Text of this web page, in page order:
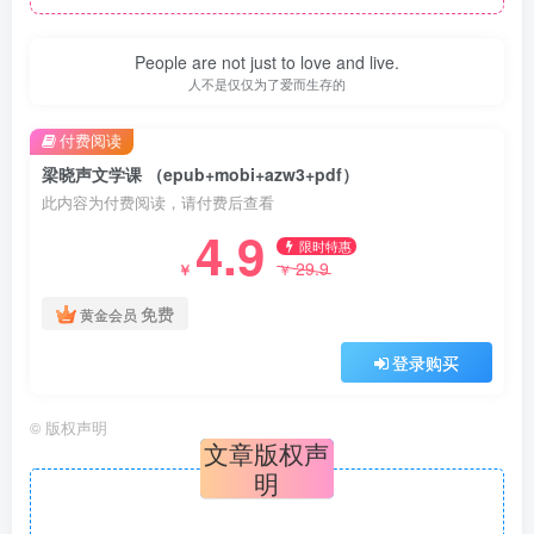
People are not just to love and live.
人不是仅仅为了爱而生存的
梁晓声文学课 （epub+mobi+azw3+pdf）
此内容为付费阅读，请付费后查看
￥ 4.9 限时特惠
￥29.9
黄金会员 免费
登录购买
付费阅读
© 版权声明
文章版权声
明